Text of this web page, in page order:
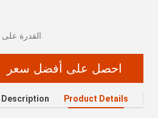
القدرة على العرض:
احصل على أفضل سعر
Product Details
Description